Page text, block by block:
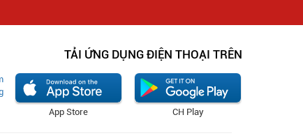
TẢI ỨNG DỤNG ĐIỆN THOẠI TRÊN
CH Play
App Store